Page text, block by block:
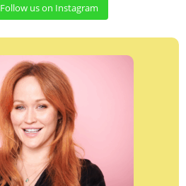
Follow us on Instagram